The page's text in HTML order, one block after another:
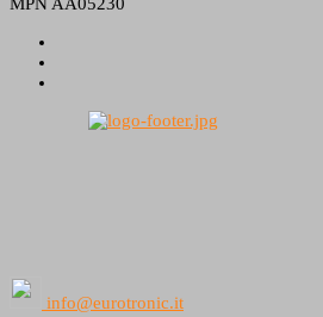
info@eurotronic.it